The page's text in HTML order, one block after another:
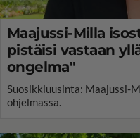
Maajussi-Milla
pistäisi vastaan
ongelma"
Suosikkiuusinta: Maajussi-
ohjelmassa.